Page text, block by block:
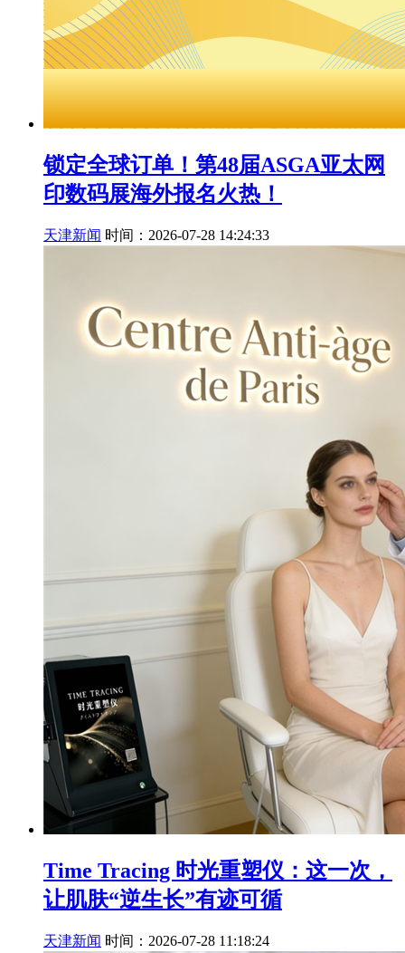
锁定全球订单！第48届ASGA亚太网
印数码展海外报名火热！
天津新闻 时间：2026-07-28 14:24:33
Time Tracing 时光重塑仪：这一次，
让肌肤“逆生长”有迹可循
天津新闻 时间：2026-07-28 11:18:24